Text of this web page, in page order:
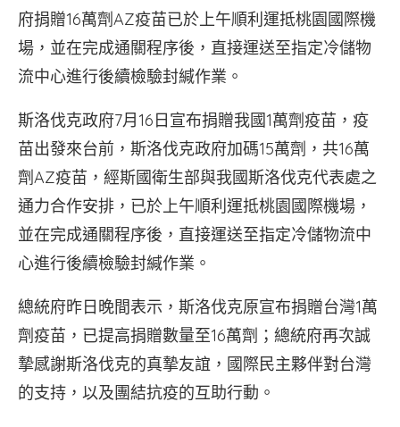
府捐贈16萬劑AZ疫苗已於上午順利運抵桃園國際機
場，並在完成通關程序後，直接運送至指定冷儲物
流中心進行後續檢驗封緘作業。
斯洛伐克政府7月16日宣布捐贈我國1萬劑疫苗，疫
苗出發來台前，斯洛伐克政府加碼15萬劑，共16萬
劑AZ疫苗，經斯國衛生部與我國斯洛伐克代表處之
通力合作安排，已於上午順利運抵桃園國際機場，
並在完成通關程序後，直接運送至指定冷儲物流中
心進行後續檢驗封緘作業。
總統府昨日晚間表示，斯洛伐克原宣布捐贈台灣1萬
劑疫苗，已提高捐贈數量至16萬劑；總統府再次誠
摯感謝斯洛伐克的真摯友誼，國際民主夥伴對台灣
的支持，以及團結抗疫的互助行動。